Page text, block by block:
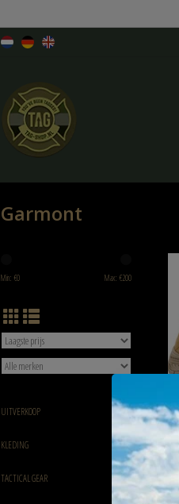
Garmont
Min: €0 Max: €200
UITVERKOOP
KLEDING
TACTICAL GEAR